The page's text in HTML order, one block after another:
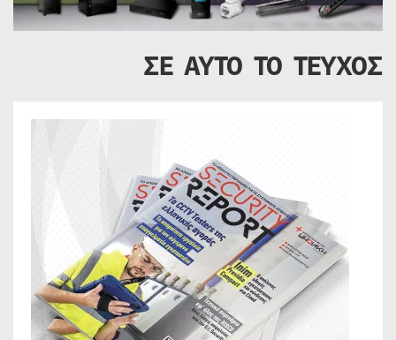
ΣΕ ΑΥΤΟ ΤΟ ΤΕΥΧΟΣ